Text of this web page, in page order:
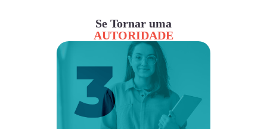
Se Tornar uma
AUTORIDADE